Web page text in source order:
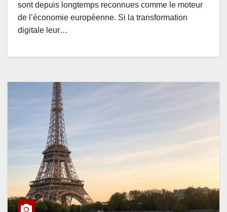
sont depuis longtemps reconnues comme le moteur
de l’économie européenne. Si la transformation
digitale leur…